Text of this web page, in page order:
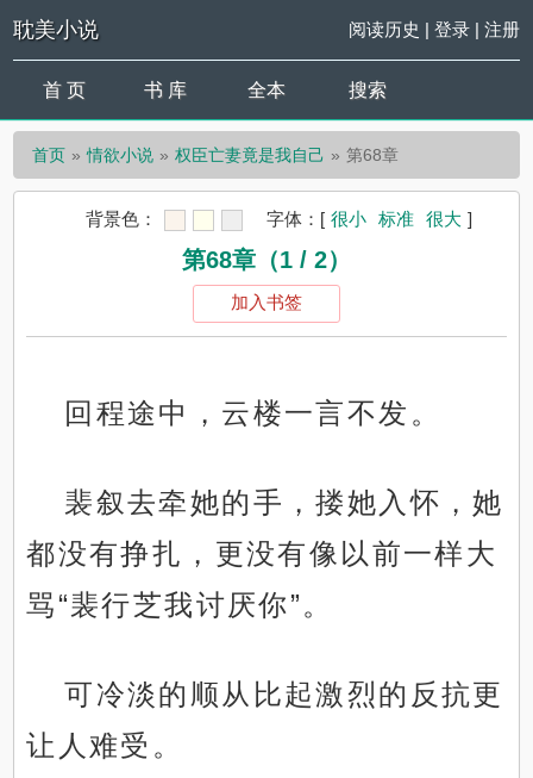
耽美小说 阅读历史 | 登录| 注册
首 页 书 库 全本 搜索
首页 情欲小说 权臣亡妻竟是我自己 第68章
背景色： 字体： [ 很小 标准 很大 ]
第68章（1 / 2）
加入书签
回程途中，云楼一言不发。
裴叙去牵她的手，搂她入怀，她
都没有挣扎，更没有像以前一样大
骂“裴行芝我讨厌你”。
可冷淡的顺从比起激烈的反抗更
让人难受。